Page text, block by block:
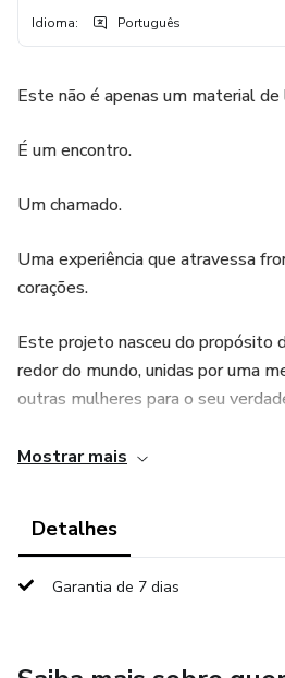
Idioma: Português
Este não é apenas um material de
É um encontro.
Um chamado.
Uma experiência que atravessa
corações.
Este projeto nasceu do propósito
redor do mundo, unidas por uma
outras mulheres para o seu
Um movimento global, bilíngue,
Aqui, cada mensagem foi escrita
exatamente onde você está hoje.
Mostrar mais
Detalhes
Garantia de 7 dias